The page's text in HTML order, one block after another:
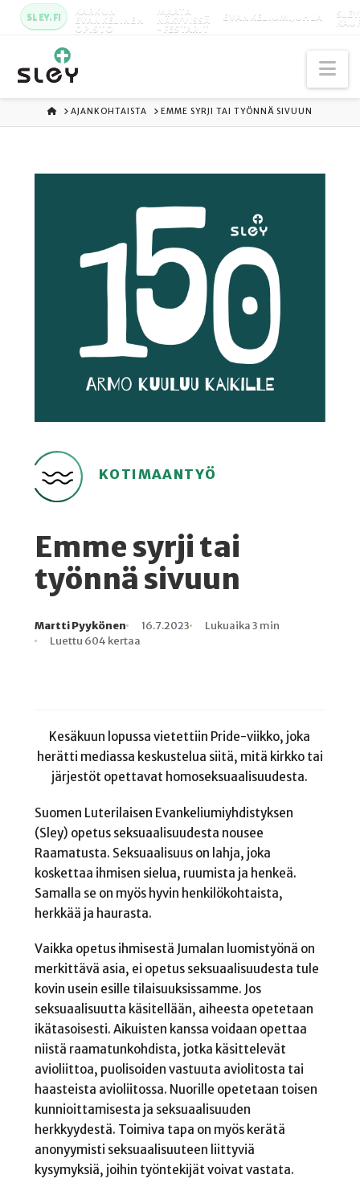
SLEY.FI KARKUN
EVANKELINEN
OPISTO
MAATA
NÄKYVISSÄ
-FESTARIT
EVANKELIUMIJUHLA
ETUSIVU
AJANKOHTAISTA EMME SYRJI TAI TYÖNNÄ SIVUUN
KOTIMAANTYÖ
Emme syrji tai
työnnä sivuun
Kirjoittaja
Martti Pyykönen
Julkaistu
16.7.2023
Lukuaika
Lukuaika 3 min
Lukukertoja
Luettu 604 kertaa
Kesäkuun lopussa vietettiin Pride-viikko, joka
herätti mediassa keskustelua siitä, mitä kirkko tai
järjestöt opettavat homoseksuaalisuudesta.
Suomen Luterilaisen Evankeliumiyhdistyksen
(Sley) opetus seksuaalisuudesta nousee
Raamatusta. Seksuaalisuus on lahja, joka
koskettaa ihmisen sielua, ruumista ja henkeä.
Samalla se on myös hyvin henkilökohtaista,
herkkää ja haurasta.
Vaikka opetus ihmisestä Jumalan luomistyönä on
merkittävä asia, ei opetus seksuaalisuudesta tule
kovin usein esille tilaisuuksissamme. Jos
seksuaalisuutta käsitellään, aiheesta opetetaan
ikätasoisesti. Aikuisten kanssa voidaan opettaa
niistä raamatunkohdista, jotka käsittelevät
avioliittoa, puolisoiden vastuuta aviolitosta tai
haasteista avioliitossa. Nuorille opetetaan toisen
kunnioittamisesta ja seksuaalisuuden
herkkyydestä. Toimiva tapa on myös kerätä
anonyymisti seksuaalisuuteen liittyviä
kysymyksiä, joihin työntekijät voivat vastata.